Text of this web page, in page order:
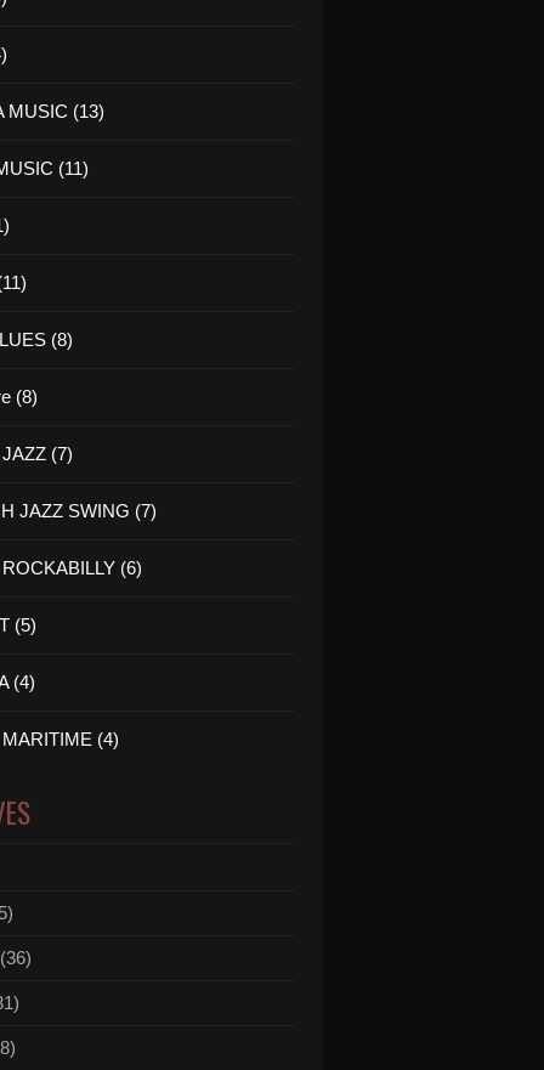
MUSIC (13)
(11)
(8)
(8)
(7)
JAZZ SWING (7)
(6)
(5)
(4)
(4)
(36)